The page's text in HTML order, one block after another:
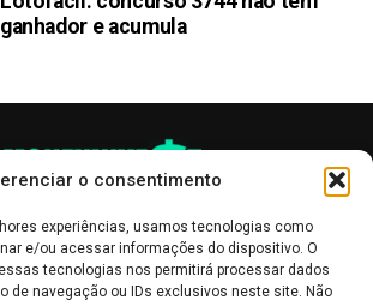
o consentimento
experiências, usamos tecnologias como
e/ou acessar informações do dispositivo. O
tecnologias nos permitirá processar dados
de navegação ou IDs exclusivos neste site. Não
ganhador e acumula